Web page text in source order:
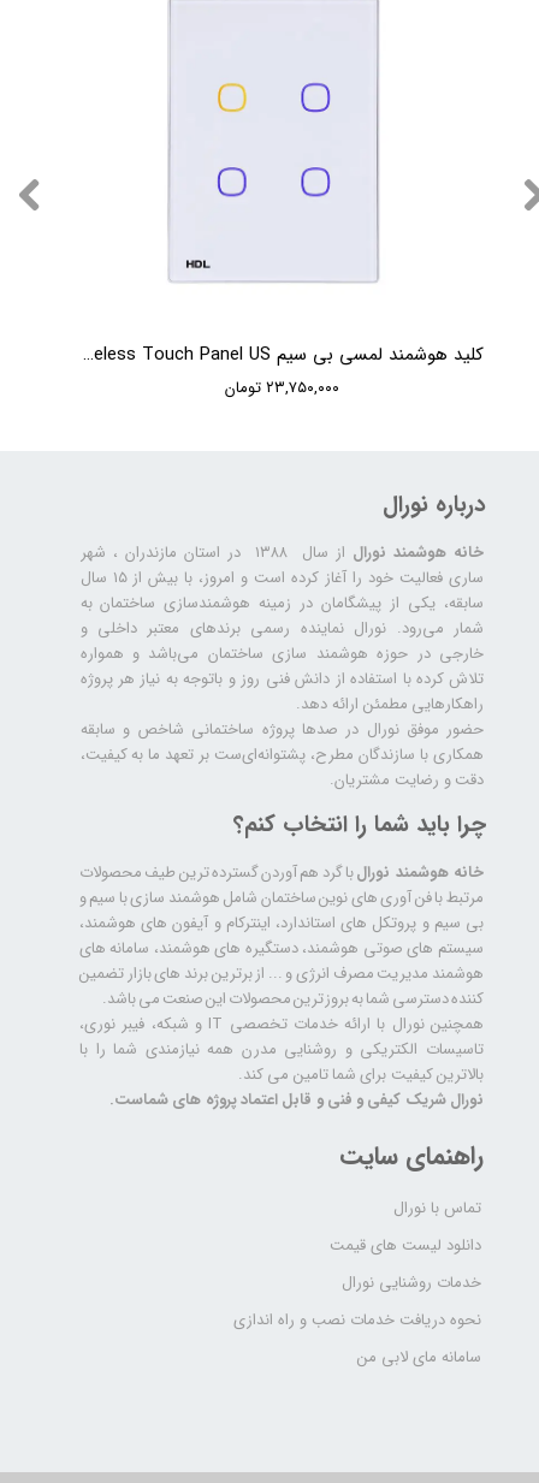
کلید هوشمند لمسی بی سیم HDL iTouch Series 4 Buttons Wireless Touch Panel US
۲۳,۷۵۰,۰۰۰ تومان
درباره نورال
خانه هوشمند نورال
از سال ۱۳۸۸ در استان مازندران ، شهر
ساری فعالیت خود را آغاز کرده است و امروز، با بیش از ۱۵ سال
سابقه، یکی از پیشگامان در زمینه هوشمندسازی ساختمان به
شمار می‌رود. نورال نماینده رسمی برندهای معتبر داخلی و
خارجی در حوزه هوشمند سازی ساختمان می‌باشد و همواره
تلاش کرده با استفاده از دانش فنی روز و باتوجه به نیاز هر پروژه
راهکارهایی مطمئن ارائه دهد.
حضور موفق نورال در صدها پروژه‌ ساختمانی شاخص و سابقه
همکاری با سازندگان مطرح، پشتوانه‌ای‌ست بر تعهد ما به کیفیت،
دقت و رضایت مشتریان.
راهنمای سایت
تماس با نورال
دانلود لیست های قیمت
خدمات روشنایی نورال
نحوه دریافت خدمات نصب و راه اندازی
سامانه مای لابی من
چرا باید شما را انتخاب کنم؟
خانه هوشمند نورالبا گرد هم آوردن گسترده ترین طیف محصولات
مرتبط با فن آوری های نوین ساختمان شامل هوشمند سازی با سیم و
بی سیم و پروتکل های استاندارد، اینترکام و آیفون های هوشمند،
سیستم های صوتی هوشمند، دستگیره های هوشمند، سامانه های
هوشمند مدیریت مصرف انرژی و ... از برترین برند های بازار تضمین
کننده دسترسی شما به بروز ترین محصولات این صنعت می باشد.
همچنین نورال با ارائه خدمات تخصصی IT و شبکه، فیبر نوری،
تاسیسات الکتریکی و روشنایی مدرن همه نیازمندی شما را با
بالاترین کیفیت برای شما تامین می کند.
نورال شریک کیفی و فنی و قابل اعتماد پروژه های شماست.